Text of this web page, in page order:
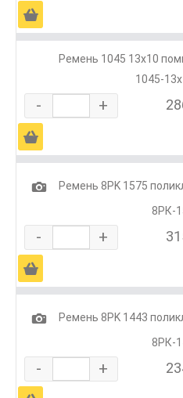
Ä
Ремень 1045 13х10
1045-
- +
Ä
1
Ремень 8РK 1575
8РК-
- +
Ä
1
Ремень 8РK 1443
8РК-
- +